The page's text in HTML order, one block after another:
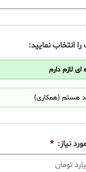
انتخاب نمایید:
ای لازم دارم
هستم (همکاری)
نیاز: *